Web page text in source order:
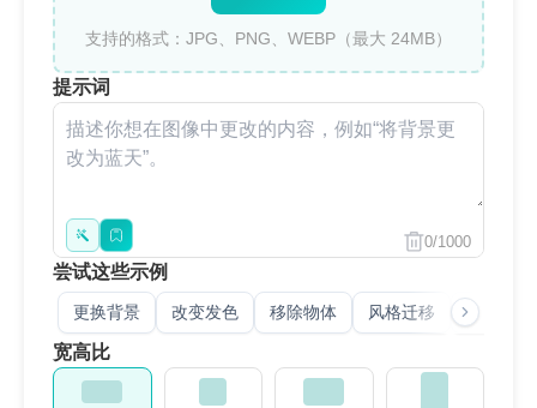
支持的格式：JPG、PNG、WEBP（最大 24MB）
提示词
0/1000
尝试这些示例
更换背景 改变发色 移除物体 风格迁移 老照片修
宽高比